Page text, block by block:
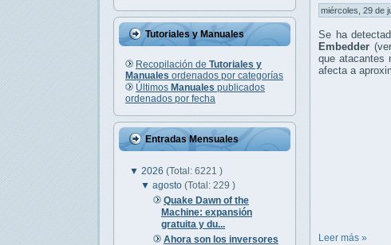
Tutoriales y Manuales
Recopilación de Tutoriales y
Manuales ordenados por categorías
Últimos Manuales publicados
ordenados por fecha
Entradas Mensuales
▼ 2026 (Total: 6221 )
▼agosto(Total: 229 )
Quake Dawn of the
Machine: expansión
gratuita y du...
Ahora son los inversores
miércoles, 29 de
Se ha
Embedder
que atacantes
afecta a
Leer más »